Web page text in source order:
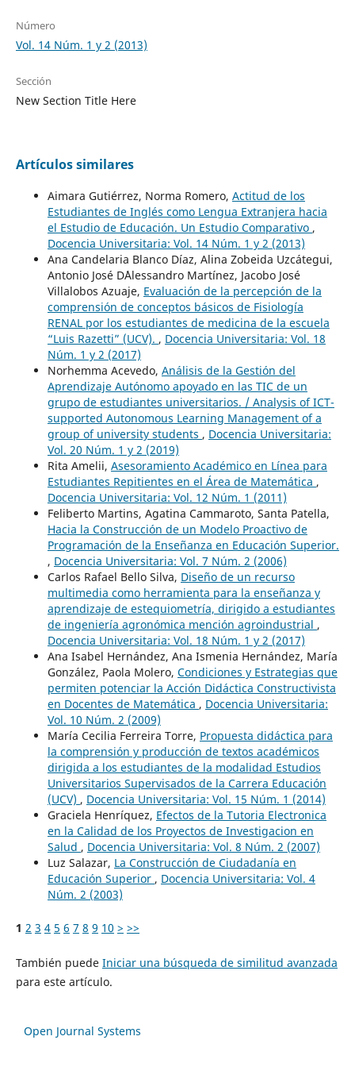
Número
Vol. 14 Núm. 1 y 2 (2013)
Sección
New Section Title Here
Artículos similares
Aimara Gutiérrez, Norma Romero, Actitud de los
Estudiantes de Inglés como Lengua Extranjera hacia
el Estudio de Educación. Un Estudio Comparativo ,
Docencia Universitaria: Vol. 14 Núm. 1 y 2 (2013)
Ana Candelaria Blanco Díaz, Alina Zobeida Uzcátegui,
Antonio José D´Alessandro Martínez, Jacobo José
Villalobos Azuaje, Evaluación de la percepción de la
comprensión de conceptos básicos de Fisiología
RENAL por los estudiantes de medicina de la escuela
“Luis Razetti” (UCV). , Docencia Universitaria: Vol. 18
Núm. 1 y 2 (2017)
Norhemma Acevedo, Análisis de la Gestión del
Aprendizaje Autónomo apoyado en las TIC de un
grupo de estudiantes universitarios. / Analysis of ICT-
supported Autonomous Learning Management of a
group of university students , Docencia Universitaria:
Vol. 20 Núm. 1 y 2 (2019)
Rita Amelii, Asesoramiento Académico en Línea para
Estudiantes Repitientes en el Área de Matemática ,
Docencia Universitaria: Vol. 12 Núm. 1 (2011)
Feliberto Martins, Agatina Cammaroto, Santa Patella,
Hacia la Construcción de un Modelo Proactivo de
Programación de la Enseñanza en Educación Superior.
, Docencia Universitaria: Vol. 7 Núm. 2 (2006)
Carlos Rafael Bello Silva, Diseño de un recurso
multimedia como herramienta para la enseñanza y
aprendizaje de estequiometría, dirigido a estudiantes
de ingeniería agronómica mención agroindustrial ,
Docencia Universitaria: Vol. 18 Núm. 1 y 2 (2017)
Ana Isabel Hernández, Ana Ismenia Hernández, María
González, Paola Molero, Condiciones y Estrategias que
permiten potenciar la Acción Didáctica Constructivista
en Docentes de Matemática , Docencia Universitaria:
Vol. 10 Núm. 2 (2009)
María Cecilia Ferreira Torre, Propuesta didáctica para
la comprensión y producción de textos académicos
dirigida a los estudiantes de la modalidad Estudios
Universitarios Supervisados de la Carrera Educación
(UCV) , Docencia Universitaria: Vol. 15 Núm. 1 (2014)
Graciela Henríquez, Efectos de la Tutoria Electronica
en la Calidad de los Proyectos de Investigacion en
Salud , Docencia Universitaria: Vol. 8 Núm. 2 (2007)
Luz Salazar, La Construcción de Ciudadanía en
Educación Superior , Docencia Universitaria: Vol. 4
Núm. 2 (2003)
1 2 3 4 5 6 7 8 9 10 > >>
También puede Iniciar una búsqueda de similitud avanzada
para este artículo.
Open Journal Systems